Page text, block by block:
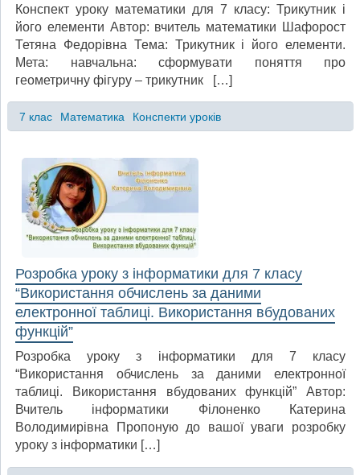
Конспект уроку математики для 7 класу: Трикутник і
його елементи Автор: вчитель математики Шафорост
Тетяна Федорівна Тема: Трикутник і його елементи.
Мета: навчальна: сформувати поняття про
геометричну фігуру – трикутник […]
7 клас Математика Конспекти уроків
Розробка уроку з інформатики для 7 класу
“Використання обчислень за даними
електронної таблиці. Використання вбудованих
функцій”
Розробка уроку з інформатики для 7 класу
“Використання обчислень за даними електронної
таблиці. Використання вбудованих функцій” Автор:
Вчитель інформатики Філоненко Катерина
Володимирівна Пропоную до вашої уваги розробку
уроку з інформатики […]